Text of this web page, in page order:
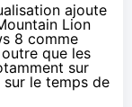
ajoute
Lion
8 comme
que les
sur
le temps de